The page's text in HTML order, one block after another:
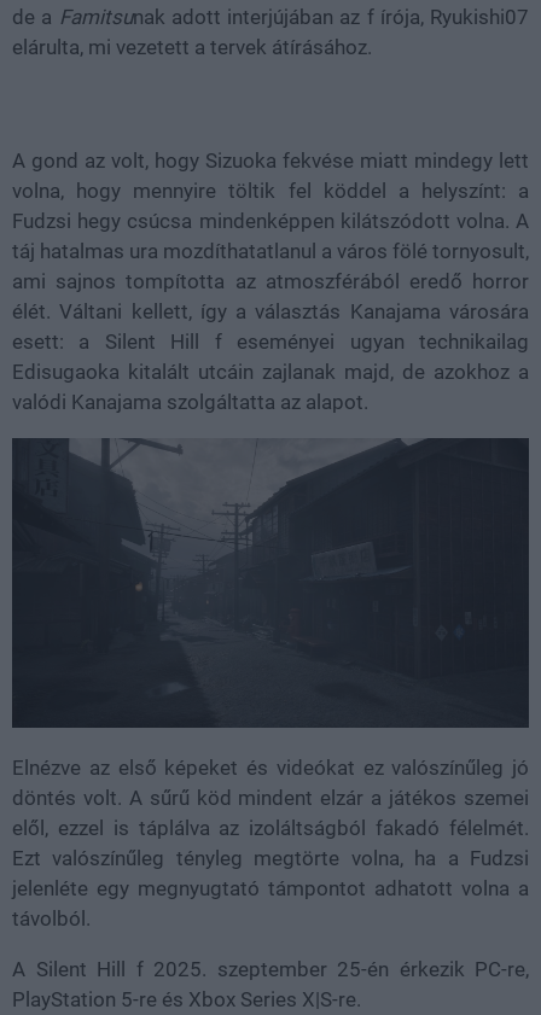
de a Famitsunak adott interjújában az f írója, Ryukishi07
elárulta, mi vezetett a tervek átírásához.
A gond az volt, hogy Sizuoka fekvése miatt mindegy lett
volna, hogy mennyire töltik fel köddel a helyszínt: a
Fudzsi hegy csúcsa mindenképpen kilátszódott volna. A
táj hatalmas ura mozdíthatatlanul a város fölé tornyosult,
ami sajnos tompította az atmoszférából eredő horror
élét. Váltani kellett, így a választás Kanajama városára
esett: a Silent Hill f eseményei ugyan technikailag
Edisugaoka kitalált utcáin zajlanak majd, de azokhoz a
valódi Kanajama szolgáltatta az alapot.
Elnézve az első képeket és videókat ez valószínűleg jó
döntés volt. A sűrű köd mindent elzár a játékos szemei
elől, ezzel is táplálva az izoláltságból fakadó félelmét.
Ezt valószínűleg tényleg megtörte volna, ha a Fudzsi
jelenléte egy megnyugtató támpontot adhatott volna a
távolból.
A Silent Hill f 2025. szeptember 25-én érkezik PC-re,
PlayStation 5-re és Xbox Series X|S-re.